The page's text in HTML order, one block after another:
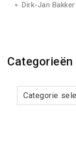
Dirk-Jan Bakker
Categorieën
Categorieën